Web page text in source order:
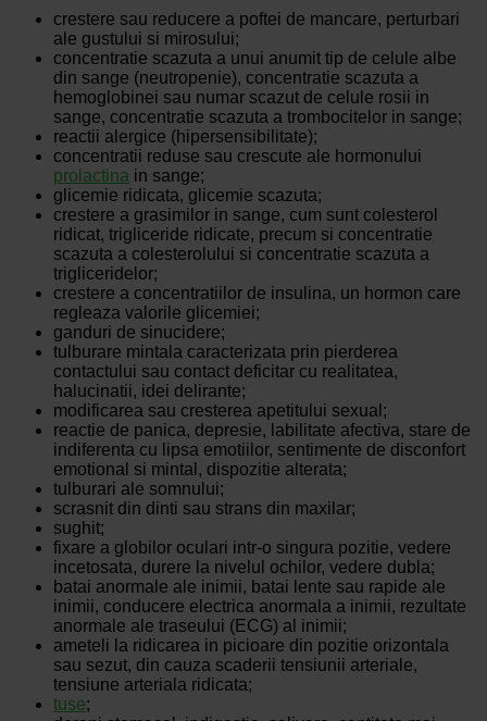
crestere sau reducere a poftei de mancare, perturbari
ale gustului si mirosului;
concentratie scazuta a unui anumit tip de celule albe
din sange (neutropenie), concentratie scazuta a
hemoglobinei sau numar scazut de celule rosii in
sange, concentratie scazuta a trombocitelor in sange;
reactii alergice (hipersensibilitate);
concentratii reduse sau crescute ale hormonului
prolactina in sange;
glicemie ridicata, glicemie scazuta;
crestere a grasimilor in sange, cum sunt colesterol
ridicat, trigliceride ridicate, precum si concentratie
scazuta a colesterolului si concentratie scazuta a
trigliceridelor;
crestere a concentratiilor de insulina, un hormon care
regleaza valorile glicemiei;
ganduri de sinucidere;
tulburare mintala caracterizata prin pierderea
contactului sau contact deficitar cu realitatea,
halucinatii, idei delirante;
modificarea sau cresterea apetitului sexual;
reactie de panica, depresie, labilitate afectiva, stare de
indiferenta cu lipsa emotiilor, sentimente de disconfort
emotional si mintal, dispozitie alterata;
tulburari ale somnului;
scrasnit din dinti sau strans din maxilar;
sughit;
fixare a globilor oculari intr-o singura pozitie, vedere
incetosata, durere la nivelul ochilor, vedere dubla;
batai anormale ale inimii, batai lente sau rapide ale
inimii, conducere electrica anormala a inimii, rezultate
anormale ale traseului (ECG) al inimii;
ameteli la ridicarea in picioare din pozitie orizontala
sau sezut, din cauza scaderii tensiunii arteriale,
tensiune arteriala ridicata;
tuse;